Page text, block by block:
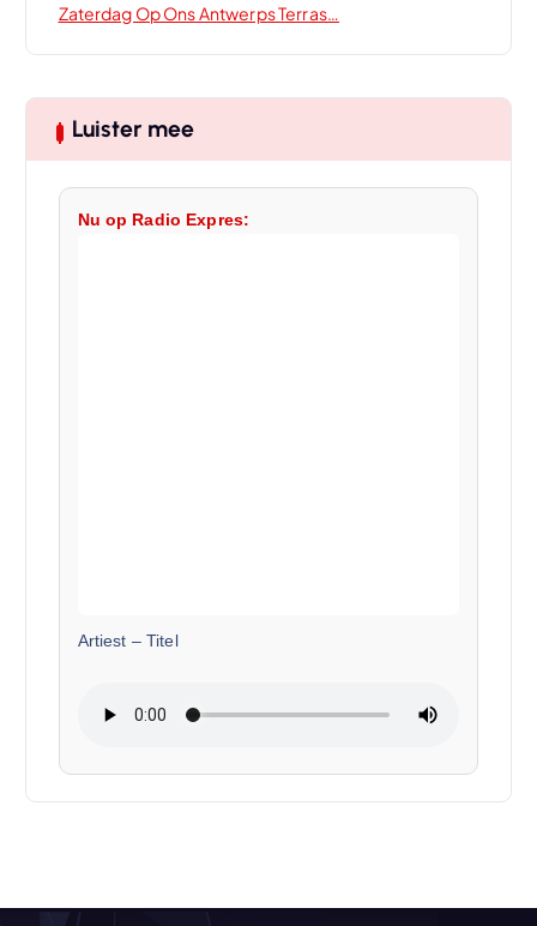
Zaterdag Op Ons Antwerps Terras…
Luister mee
Nu op Radio Expres:
Artiest – Titel